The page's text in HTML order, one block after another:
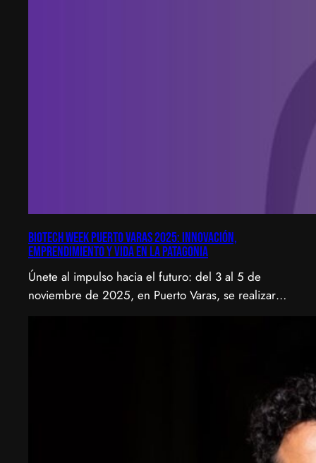
Biotech Week Puerto Varas 2025: Innovación,
emprendimiento y vida en la Patagonia
Únete al impulso hacia el futuro: del 3 al 5 de
noviembre de 2025, en Puerto Varas, se realizará